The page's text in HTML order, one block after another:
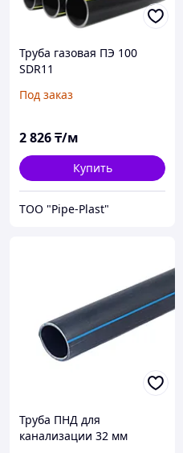
Труба газовая ПЭ 100
SDR11
Под заказ
2 826₸/м
Купить
ТОО "Pipe-Plast"
Труба ПНД для
канализации 32 мм